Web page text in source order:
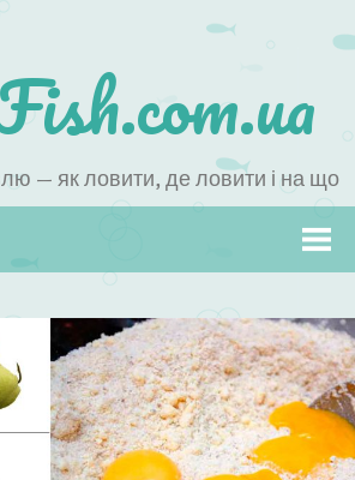
— як ловити, де ловити і на що